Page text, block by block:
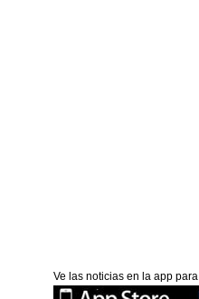
Ve las noticias en la app